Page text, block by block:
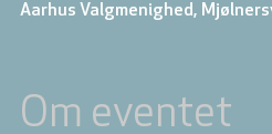
Aarhus Valgmenighed,
Om eventet